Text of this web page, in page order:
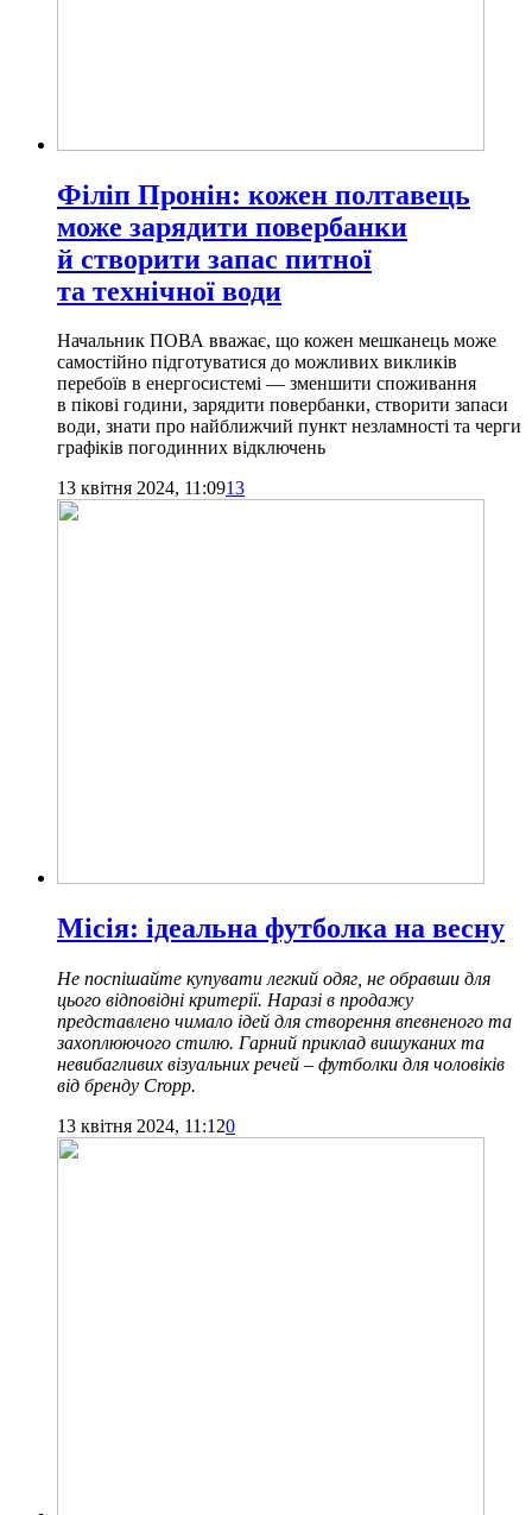
Філіп Пронін: кожен полтавець
може зарядити повербанки
й створити запас питної
та технічної води
Начальник ПОВА вважає, що кожен мешканець може
самостійно підготуватися до можливих викликів
перебоїв в енергосистемі — зменшити споживання
в пікові години, зарядити повербанки, створити запаси
води, знати про найближчий пункт незламності та черги
графіків погодинних відключень
13 квітня 2024, 11:0913
Місія: ідеальна футболка на весну
Не поспішайте купувати легкий одяг, не обравши для
цього відповідні критерії. Наразі в продажу
представлено чимало ідей для створення впевненого та
захоплюючого стилю. Гарний приклад вишуканих та
невибагливих візуальних речей – футболки для чоловіків
від бренду Cropp.
13 квітня 2024, 11:120